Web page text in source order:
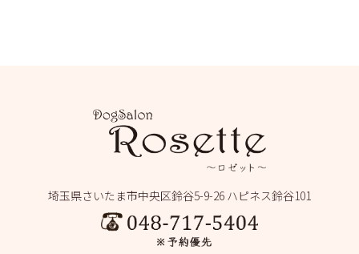
2025年8月(2)
(2)
2025年5月(4)
埼玉県さいたま市中央区鈴谷5-9-26 ハピネス鈴谷101